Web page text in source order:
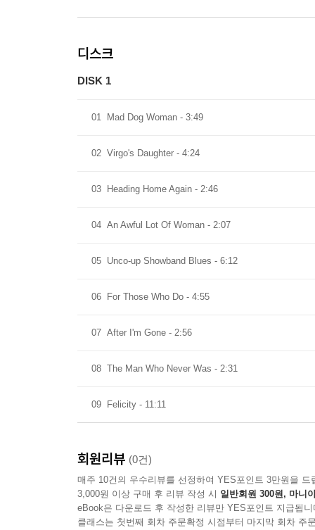
디스크
DISK 1
01 Mad Dog Woman - 3:49
02 Virgo's Daughter - 4:24
03 Heading Home Again - 2:46
04 An Awful Lot Of Woman - 2:07
05 Unco-up Showband Blues - 6:12
06 For Those Who Do - 4:55
07 After I'm Gone - 2:56
08 The Man Who Never Was - 2:31
09 Felicity - 11:11
회원리뷰 (0건)
매주 10건의 우수리뷰를 선정하여 YES포인트 3만원을 드
3,000원 이상 구매 후 리뷰 작성 시 일반회원 300원, 마니
eBook은 다운로드 후 작성한 리뷰만 YES포인트 지급됩니
클래스는 첫번째 회차 주문확정 시점부터 마지막 회차 주